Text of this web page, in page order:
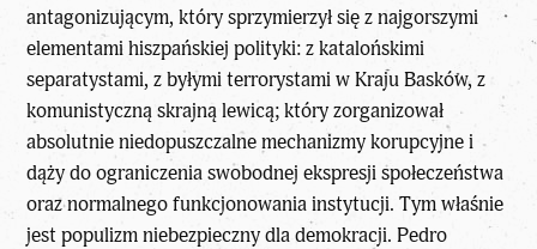
antagonizującym, który sprzymierzył się z najgorszymi
elementami hiszpańskiej polityki: z katalońskimi
separatystami, z byłymi terrorystami w Kraju Basków, z
komunistyczną skrajną lewicą; który zorganizował
absolutnie niedopuszczalne mechanizmy korupcyjne i
dąży do ograniczenia swobodnej ekspresji społeczeństwa
oraz normalnego funkcjonowania instytucji. Tym właśnie
jest populizm niebezpieczny dla demokracji. Pedro